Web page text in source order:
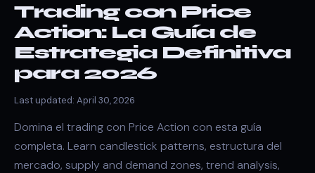
Trading con Price
Action: La Guía de
Estrategia Definitiva
para 2026
Last updated: April 30, 2026
Domina el trading con Price Action con esta guía
completa. Learn candlestick patterns, estructura del
mercado, supply and demand zones, trend analysis,